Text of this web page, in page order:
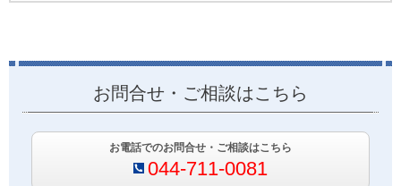
お問合せ・ご相談はこちら
お電話でのお問合せ・ご相談はこちら
044-711-0081